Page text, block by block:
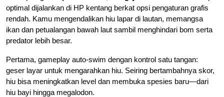
optimal dijalankan di HP kentang berkat opsi pengaturan grafis
rendah. Kamu mengendalikan hiu lapar di lautan, memangsa
ikan dan petualangan bawah laut sambil menghindari bom serta
predator lebih besar.
Pertama, gameplay auto-swim dengan kontrol satu tangan:
geser layar untuk mengarahkan hiu. Seiring bertambahnya skor,
hiu bisa meningkatkan level dan membuka spesies baru—dari
hiu bayi hingga megalodon.